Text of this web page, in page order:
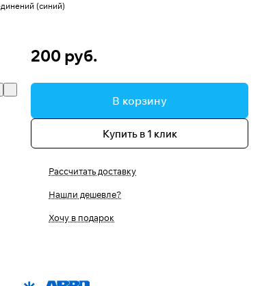
(синий)
200 руб.
В корзину
Купить в 1 клик
Рассчитать доставку
Нашли дешевле?
Хочу в подарок